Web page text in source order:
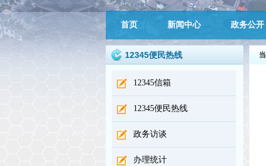
首页 新闻中心 政务公开
12345便民热线
12345信箱
12345便民热线
政务访谈
办理统计